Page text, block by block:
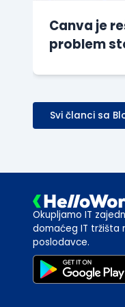
Canva je
problem
Svi članci sa
Okupljamo IT
domaćeg IT tržišta
poslodavce.